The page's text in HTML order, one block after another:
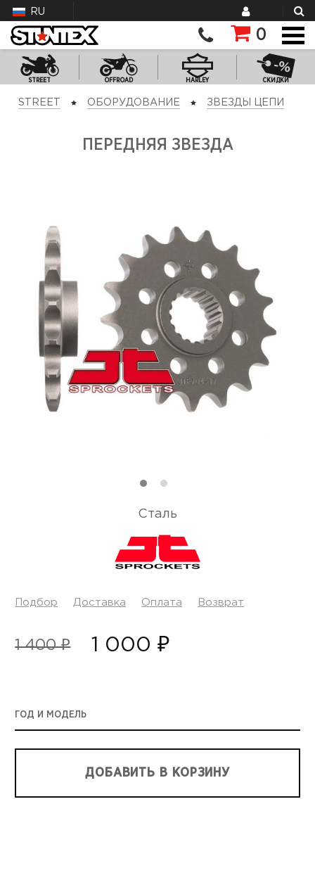
RU
0
STREET OFFROAD HARLEY СКИДКИ
STREET ОБОРУДОВАНИЕ ЗВЕЗДЫ ЦЕПИ
ПЕРЕДНЯЯ ЗВЕЗДА
Сталь
Подбор Доставка Оплата Возврат
1 400 ₽ 1 000 ₽
ГОД И МОДЕЛЬ
ДОБАВИТЬ В КОРЗИНУ